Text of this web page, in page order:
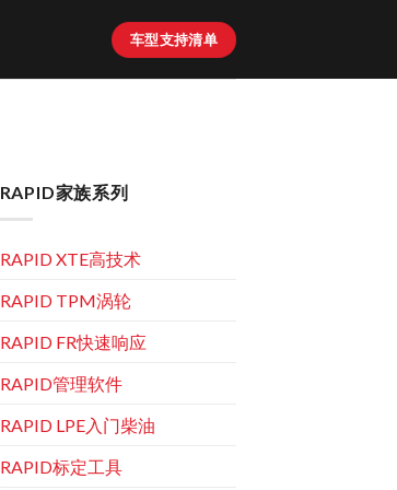
车型支持清单
RAPID家族系列
RAPID XTE高技术
RAPID TPM涡轮
RAPID FR快速响应
RAPID管理软件
RAPID LPE入门柴油
RAPID标定工具